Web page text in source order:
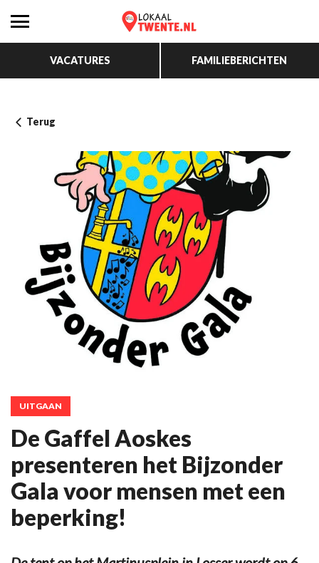
VACATURES FAMILIEBERICHTEN
Terug
UITGAAN
De Gaffel Aoskes
presenteren het Bijzonder
Gala voor mensen met een
beperking!